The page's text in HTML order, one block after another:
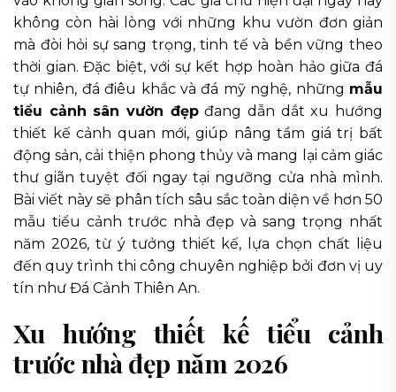
không còn hài lòng với những khu vườn đơn giản
mà đòi hỏi sự sang trọng, tinh tế và bền vững theo
thời gian. Đặc biệt, với sự kết hợp hoàn hảo giữa đá
tự nhiên, đá điêu khắc và đá mỹ nghệ, những mẫu
tiểu cảnh sân vườn đẹpđang dẫn dắt xu hướng
thiết kế cảnh quan mới, giúp nâng tầm giá trị bất
động sản, cải thiện phong thủy và mang lại cảm giác
thư giãn tuyệt đối ngay tại ngưỡng cửa nhà mình.
Bài viết này sẽ phân tích sâu sắc toàn diện về hơn 50
mẫu tiểu cảnh trước nhà đẹp và sang trọng nhất
năm 2026, từ ý tưởng thiết kế, lựa chọn chất liệu
đến quy trình thi công chuyên nghiệp bởi đơn vị uy
tín như Đá Cảnh Thiên An.
Xu hướng thiết kế tiểu cảnh
trước nhà đẹp năm 2026